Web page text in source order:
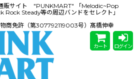
販サイト "PUNKMART" 「Melodic~Pop
Steady等の周辺バンドをセレクト」
商免許（第307792119003号）髙橋伸幸
カート ログイン